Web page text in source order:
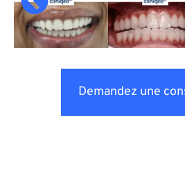
Demandez une